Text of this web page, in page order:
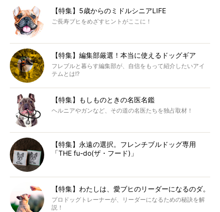
【特集】5歳からのミドルシニアLIFE
ご長寿ブヒをめざすヒントがここに！
【特集】編集部厳選！本当に使えるドッグギア
フレブルと暮らす編集部が、自信をもって紹介したいアイ
テムとは!?
【特集】もしものときの名医名鑑
ヘルニアやガンなど、その道の名医たちを独占取材！
【特集】永遠の選択。フレンチブルドッグ専用
「THE fu-do(ザ・フード)」
【特集】わたしは、愛ブヒのリーダーになるのダ。
プロドッグトレーナーが、リーダーになるための秘訣を解
説！